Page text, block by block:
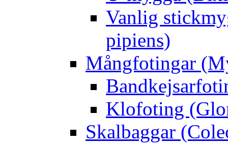
Vanlig
pipiens)
Mångfotingar
Klofoting
Skalbaggar